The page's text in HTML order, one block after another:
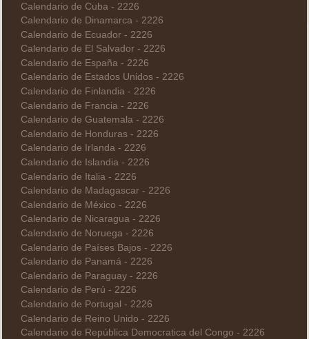
Calendario de Cuba - 2226
Calendario de Dinamarca - 2226
Calendario de Ecuador - 2226
Calendario de El Salvador - 2226
Calendario de España - 2226
Calendario de Estados Unidos - 2226
Calendario de Finlandia - 2226
Calendario de Francia - 2226
Calendario de Guatemala - 2226
Calendario de Honduras - 2226
Calendario de Irlanda - 2226
Calendario de Islandia - 2226
Calendario de Italia - 2226
Calendario de Madagascar - 2226
Calendario de México - 2226
Calendario de Nicaragua - 2226
Calendario de Noruega - 2226
Calendario de Países Bajos - 2226
Calendario de Panamá - 2226
Calendario de Paraguay - 2226
Calendario de Perú - 2226
Calendario de Portugal - 2226
Calendario de Reino Unido - 2226
Calendario de República Democratica del Congo - 2226